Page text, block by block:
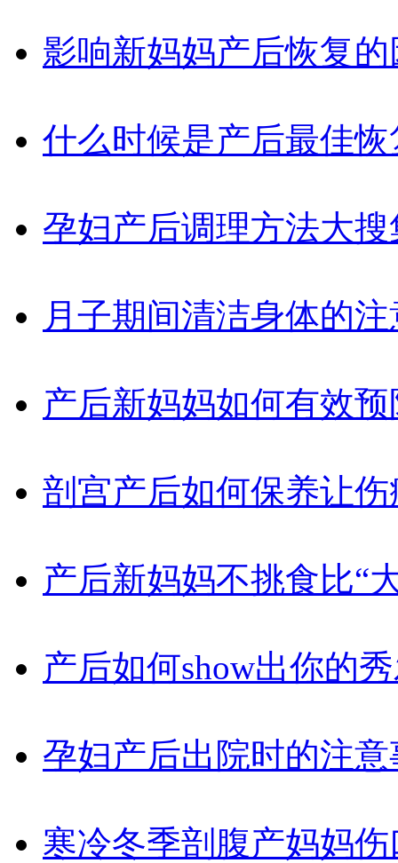
影响新妈妈产后恢复的
什么时候是产后最佳
孕妇产后调理方法大搜
月子期间清洁身体的
产后新妈妈如何有效
剖宫产后如何保养让
产后新妈妈不挑食比“
产后如何show出你的
孕妇产后出院时的注意
寒冷冬季剖腹产妈妈